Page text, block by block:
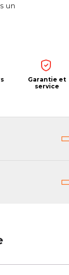
un
Garantie et
service